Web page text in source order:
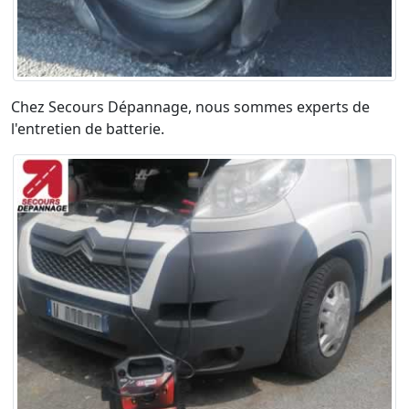
Chez Secours Dépannage, nous sommes experts de
l'entretien de batterie.